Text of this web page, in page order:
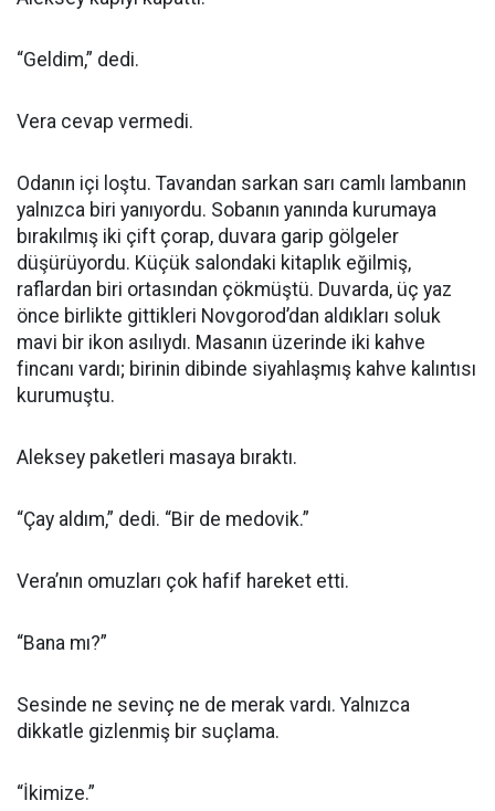
“Geldim,” dedi.
Vera cevap vermedi.
Odanın içi loştu. Tavandan sarkan sarı camlı lambanın
yalnızca biri yanıyordu. Sobanın yanında kurumaya
bırakılmış iki çift çorap, duvara garip gölgeler
düşürüyordu. Küçük salondaki kitaplık eğilmiş,
raflardan biri ortasından çökmüştü. Duvarda, üç yaz
önce birlikte gittikleri Novgorod’dan aldıkları soluk
mavi bir ikon asılıydı. Masanın üzerinde iki kahve
fincanı vardı; birinin dibinde siyahlaşmış kahve kalıntısı
kurumuştu.
Aleksey paketleri masaya bıraktı.
“Çay aldım,” dedi. “Bir de medovik.”
Vera’nın omuzları çok hafif hareket etti.
“Bana mı?”
Sesinde ne sevinç ne de merak vardı. Yalnızca
dikkatle gizlenmiş bir suçlama.
“İkimize.”